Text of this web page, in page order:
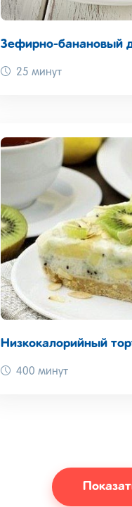
Зефирно-банановый
25 минут
Низкокалорийный
400 минут